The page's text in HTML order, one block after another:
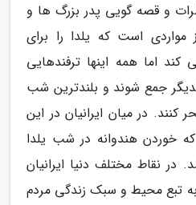
و قصه گویی پدر بزرگ ها و
مواردی است که یلدا را برای
کند اما همه اینها ترفندهایی
جمع شوند و بلندترین شب
در میان ایرانیان در این
خوردن هندوانه در شب یلدا
در نقاط مختلف دنیا ایرانیان
به تبع محیط و سبک زندگی مردم